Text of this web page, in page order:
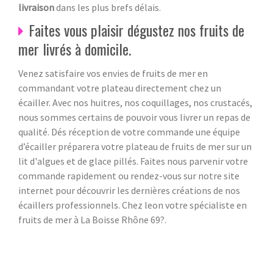
livraisondans les plus brefs délais.
Faites vous plaisir dégustez nos fruits de
mer livrés à domicile.
Venez satisfaire vos envies de fruits de mer en
commandant votre plateau directement chez un
écailler. Avec nos huitres, nos coquillages, nos crustacés,
nous sommes certains de pouvoir vous livrer un repas de
qualité. Dés réception de votre commande une équipe
d’écailler préparera votre plateau de fruits de mer sur un
lit d'algues et de glace pillés. Faites nous parvenir votre
commande rapidement ou rendez-vous sur notre site
internet pour découvrir les dernières créations de nos
écaillers professionnels. Chez leon votre spécialiste en
fruits de mer à La Boisse Rhône 69?.